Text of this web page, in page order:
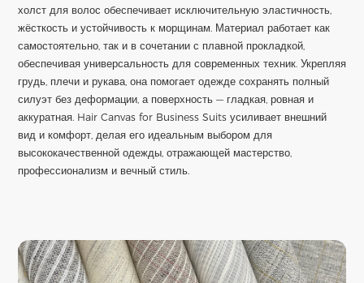
холст для волос обеспечивает исключительную эластичность,
жёсткость и устойчивость к морщинам. Материал работает как
самостоятельно, так и в сочетании с плавной прокладкой,
обеспечивая универсальность для современных техник. Укрепляя
грудь, плечи и рукава, она помогает одежде сохранять полный
силуэт без деформации, а поверхность — гладкая, ровная и
аккуратная. Hair Canvas for Business Suits усиливает внешний
вид и комфорт, делая его идеальным выбором для
высококачественной одежды, отражающей мастерство,
профессионализм и вечный стиль.